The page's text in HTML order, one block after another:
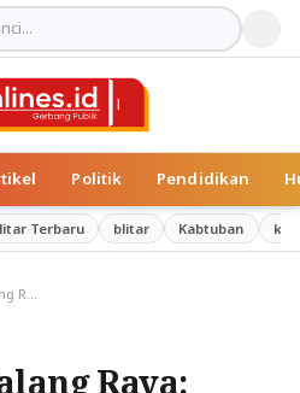
Politik Pendidikan
Terbaru blitar Kabtuban
Raya: